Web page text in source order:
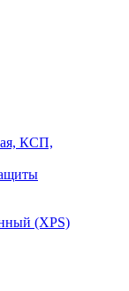
КСП,
(XPS)